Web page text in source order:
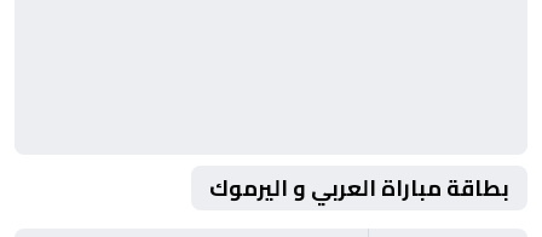
بطاقة مباراة العربي و اليرموك